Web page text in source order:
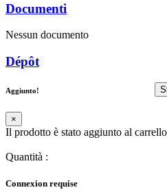
Documenti
Nessun documento
Dépôt
Aggiunto!
×
Il prodotto è stato aggiunto al
Quantità :
Connexion requise